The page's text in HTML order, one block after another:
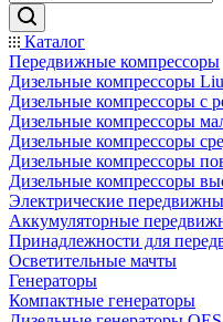
Каталог
Передвижные компрессоры
Дизельные компрессоры
Дизельные компрессоры с
Дизельные компрессоры
Дизельные компрессоры
Дизельные компрессоры
Дизельные компрессоры
Электрические
Аккумуляторные
Принадлежности для
Осветительные мачты
Генераторы
Компактные генераторы